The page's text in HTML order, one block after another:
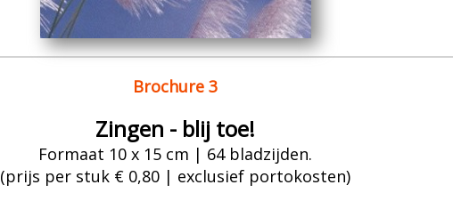
Brochure 3
Zingen - blij toe!
Formaat 10 x 15 cm | 64 bladzijden.
(prijs per stuk € 0,80 | exclusief portokosten)